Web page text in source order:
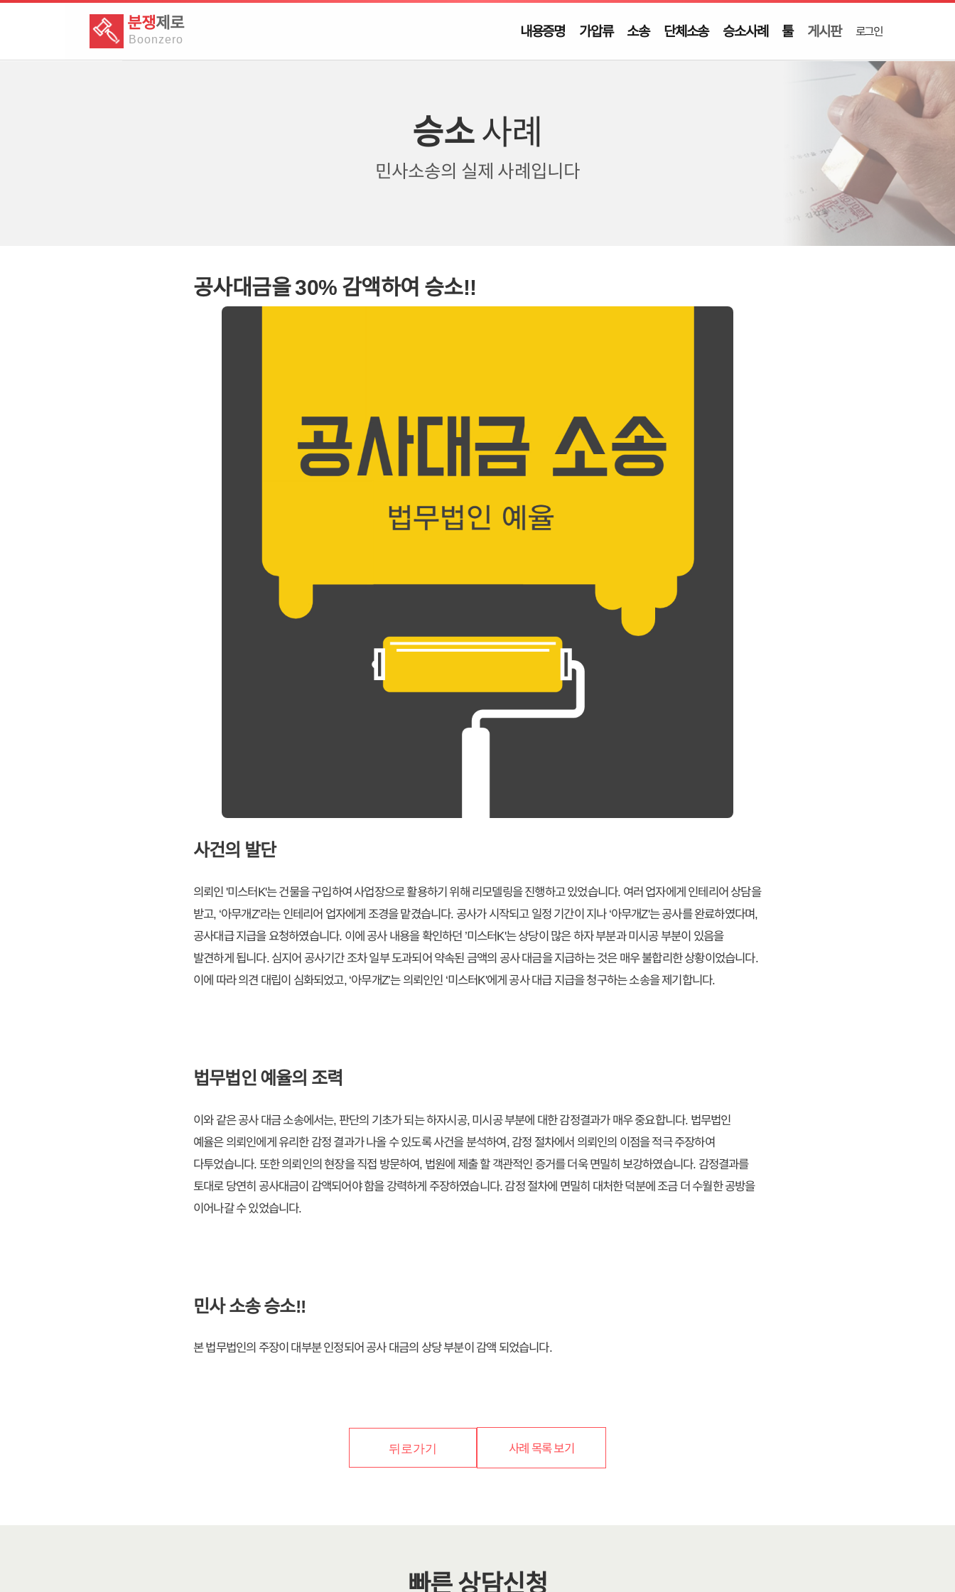
분쟁제로
Boonzero 내용증명 가압류 소송 단체소송 승소사례 툴 게시판 로그인
승소사례
민사소송의 실제 사례입니다
공사대금을 30% 감액하여 승소!!
사건의 발단
의뢰인 '미스터K'는 건물을 구입하여 사업장으로 활용하기 위해 리모델링을 진행하고 있었습니다. 여러 업자에게 인테리어 상담을
받고, ‘아무개Z’라는 인테리어 업자에게 조경을 맡겼습니다. 공사가 시작되고 일정 기간이 지나 ‘아무개Z'는 공사를 완료하였다며,
공사대급 지급을 요청하였습니다. 이에 공사 내용을 확인하던 ’미스터K'는 상당이 많은 하자 부분과 미시공 부분이 있음을
발견하게 됩니다. 심지어 공사기간 조차 일부 도과되어 약속된 금액의 공사 대금을 지급하는 것은 매우 불합리한 상황이었습니다.
이에 따라 의견 대립이 심화되었고, ‘아무개Z’는 의뢰인인 ‘미스터K'에게 공사 대급 지급을 청구하는 소송을 제기합니다.
법무법인 예율의 조력
이와 같은 공사 대금 소송에서는, 판단의 기초가 되는 하자시공, 미시공 부분에 대한 감정결과가 매우 중요합니다. 법무법인
예율은 의뢰인에게 유리한 감정 결과가 나올 수 있도록 사건을 분석하여, 감정 절차에서 의뢰인의 이점을 적극 주장하여
다투었습니다. 또한 의뢰인의 현장을 직접 방문하여, 법원에 제출 할 객관적인 증거를 더욱 면밀히 보강하였습니다. 감정결과를
토대로 당연히 공사대금이 감액되어야 함을 강력하게 주장하였습니다. 감정 절차에 면밀히 대처한 덕분에 조금 더 수월한 공방을
이어나갈 수 있었습니다.
민사 소송 승소!!
본 법무법인의 주장이 대부분 인정되어 공사 대금의 상당 부분이 감액 되었습니다.
뒤로가기 사례 목록 보기
빠른 상담신청